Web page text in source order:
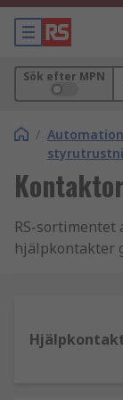
Sök efter MPN
/
RS-sortimentet
hjälpkontakter